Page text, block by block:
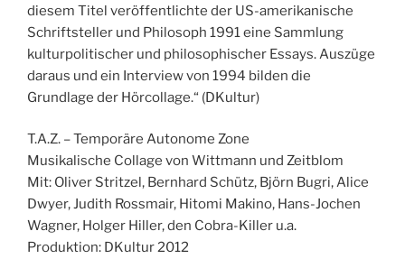
diesem Titel veröffentlichte der US-amerikanische
Schriftsteller und Philosoph 1991 eine Sammlung
kulturpolitischer und philosophischer Essays. Auszüge
daraus und ein Interview von 1994 bilden die
Grundlage der Hörcollage.“ (DKultur)
T.A.Z. – Temporäre Autonome Zone
Musikalische Collage von Wittmann und Zeitblom
Mit: Oliver Stritzel, Bernhard Schütz, Björn Bugri, Alice
Dwyer, Judith Rossmair, Hitomi Makino, Hans-Jochen
Wagner, Holger Hiller, den Cobra-Killer u.a.
Produktion: DKultur 2012